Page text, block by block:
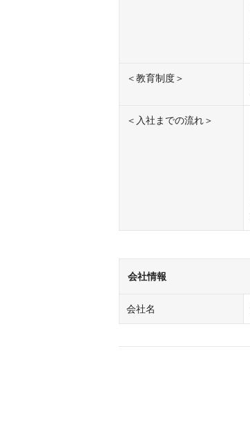
＜教育制度＞
＜入社までの流れ＞
会社情報
会社名